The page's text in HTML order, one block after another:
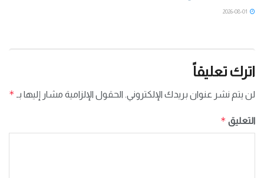
اترك تعليقاً
لن يتم نشر عنوان بريدك الإلكتروني. الحقول الإلزامية مشار إليها بـ *
التعليق *